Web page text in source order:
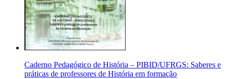
Caderno Pedagógico de História – PIBID/UFRGS: Saberes e
práticas de professores de História em formação